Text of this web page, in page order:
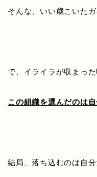
そんな、いい歳こいたガ
で、イライラが収まった
この組織を選んだのは自
結局、落ち込むのは自分